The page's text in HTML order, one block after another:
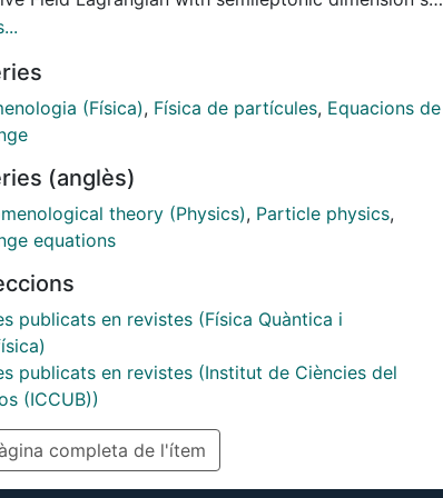
at Λ = 1 TeV is presented. We perform a global
We use for the first time in this context a
analysis to extract the confidence intervals
between observables. Our results show
a suitable strategy to use in this kind of
(Física), Física de partícules, Equacions de
(anglès)
theory (Physics), Particle physics,
equations
publicats en revistes (Física Quàntica i
publicats en revistes (Institut de Ciències del
(ICCUB))
completa de l'ítem